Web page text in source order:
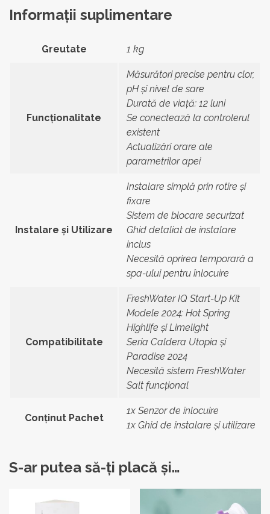
Informații suplimentare
Greutate 1 kg
Funcționalitate
Măsurători precise pentru clor,
pH și nivel de sare
Durată de viață: 12 luni
Se conectează la controlerul
existent
Actualizări orare ale
parametrilor apei
Instalare și Utilizare
Instalare simplă prin rotire și
fixare
Sistem de blocare securizat
Ghid detaliat de instalare
inclus
Necesită oprirea temporară a
spa-ului pentru înlocuire
Compatibilitate
FreshWater IQ Start-Up Kit
Modele 2024: Hot Spring
Highlife și Limelight
Seria Caldera Utopia și
Paradise 2024
Necesită sistem FreshWater
Salt funcțional
Conținut Pachet
1x Senzor de înlocuire
1x Ghid de instalare și utilizare
S-ar putea să-ți placă și…